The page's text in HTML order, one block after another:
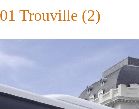
01 Trouville (2)